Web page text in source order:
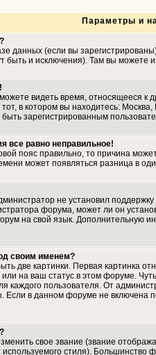
Параметры и
данных (если вы
быть и исключения). Там вы можете
видеть время, относящееся к
в котором вы находитесь:
зарегистрированным
все равно неправильное!
пояс правильно, то причина
может появляться разница в
не установил
форума, может ли он
на свой язык. Дополнительную
своим именем?
две картинки. Первая картинка
на ваш статус в этом форуме.
каждого пользователя. От
Если в данном форуме не включена
свое звание (звание
стиля). Большинство